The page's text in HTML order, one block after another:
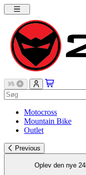
Motocross
Mountain Bike
Outlet
Previous
Oplev den nye